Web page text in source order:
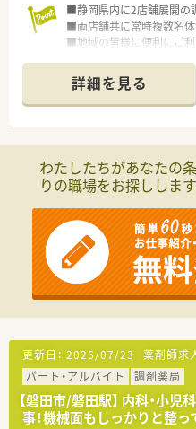
■静岡県内に2店舗展開の
■両店舗共に常時複数名体
■地域の皆様に便利にご
詳細を見る
わたしたちがあなたの
りの職場をお探しします
更新日： 2026/07/23 薬剤師求
パート・アルバイト
調剤薬局
【磐田市/磐田駅】 内科・小
事！機械面もしっかりと整